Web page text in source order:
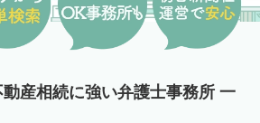
産相続に強い弁護士事務所 一